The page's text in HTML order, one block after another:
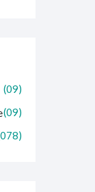
(09)
(09)